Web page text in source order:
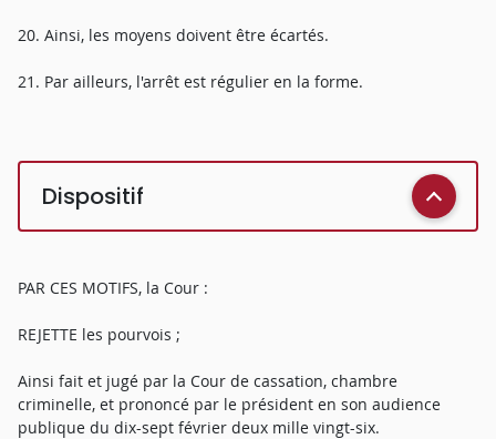
20. Ainsi, les moyens doivent être écartés.
21. Par ailleurs, l'arrêt est régulier en la forme.
Dispositif
PAR CES MOTIFS, la Cour :
REJETTE les pourvois ;
Ainsi fait et jugé par la Cour de cassation, chambre
criminelle, et prononcé par le président en son audience
publique du dix-sept février deux mille vingt-six.